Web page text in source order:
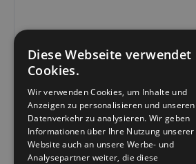
NORWEGIAN
GERMAN
Diese Webseite verwendet
Cookies.
Wir verwenden Cookies, um Inhalte und
Anzeigen zu personalisieren und unseren
Datenverkehr zu analysieren. Wir geben
Informationen über Ihre Nutzung unserer
Website auch an unsere Werbe- und
Analysepartner weiter, die diese